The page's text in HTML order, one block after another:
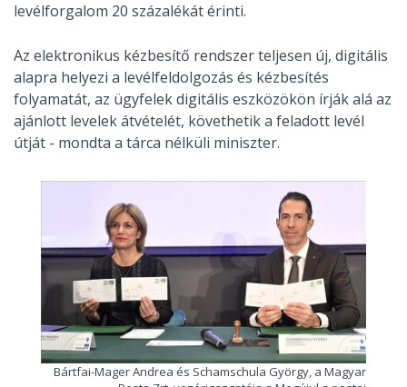
levélforgalom 20 százalékát érinti.
Az elektronikus kézbesítő rendszer teljesen új, digitális
alapra helyezi a levélfeldolgozás és kézbesítés
folyamatát, az ügyfelek digitális eszközökön írják alá az
ajánlott levelek átvételét, követhetik a feladott levél
útját - mondta a tárca nélküli miniszter.
Bártfai-Mager Andrea és Schamschula György, a Magyar